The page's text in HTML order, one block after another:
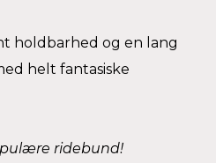
holdbarhed og en lang
helt fantasiske
ridebund!